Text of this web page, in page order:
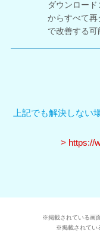
ールしてい
第7弾～第12
トールされ
正されるま
○不具合が
第7弾～第
ールされて
ダウンロー
からすべて再
で改善する可
上記でも解決しない
> https://
※掲載されている画
※掲載されてい